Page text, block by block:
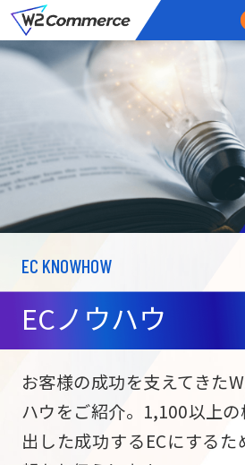
サービス
ECサイト構築
サブスク/定期通
ECサイト構築
PRICE
料金
FEATURE
導入事例
USEFUL
お役立ち情
NEWS
ニュース
EC KNOWHOW
ECノウハウ
お客様の成功を支えてきた
ハウをご紹介。1,100以上
出した成功するECにする